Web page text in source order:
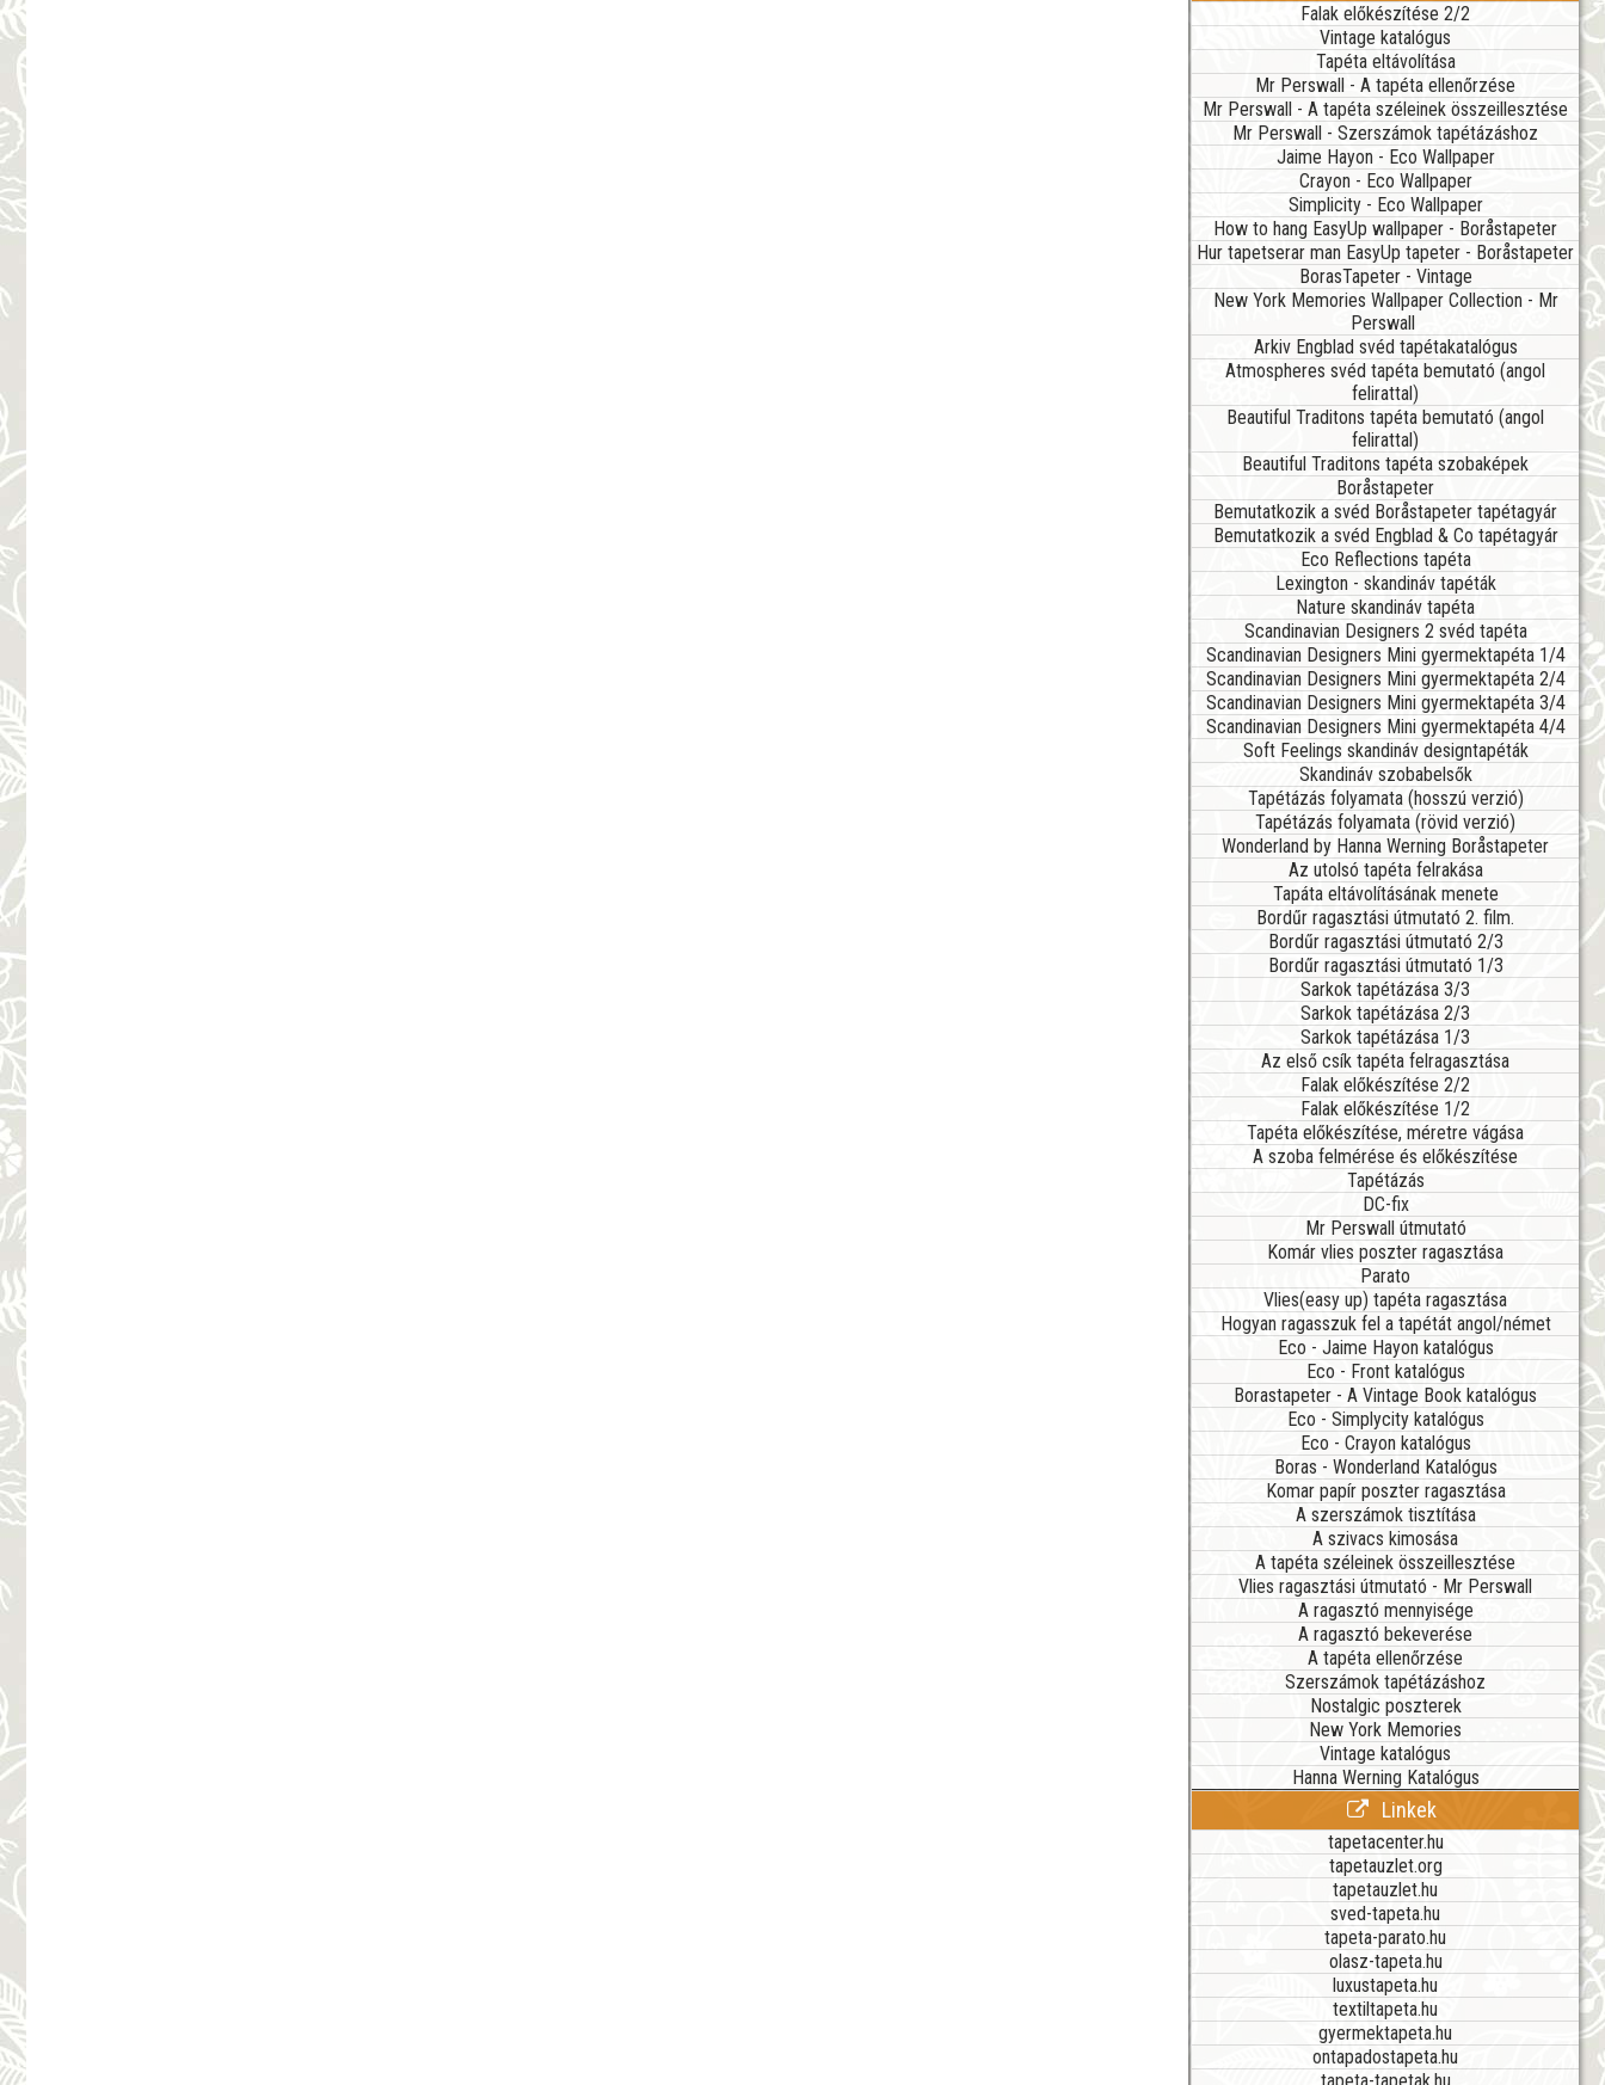
Falak előkészítése 2/2
Vintage katalógus
Tapéta eltávolítása
Mr Perswall - A tapéta ellenőrzése
Mr Perswall - A tapéta széleinek összeillesztése
Mr Perswall - Szerszámok tapétázáshoz
Jaime Hayon - Eco Wallpaper
Crayon - Eco Wallpaper
Simplicity - Eco Wallpaper
How to hang EasyUp wallpaper - Boråstapeter
Hur tapetserar man EasyUp tapeter - Boråstapeter
BorasTapeter - Vintage
New York Memories Wallpaper Collection - Mr
Perswall
Arkiv Engblad svéd tapétakatalógus
Atmospheres svéd tapéta bemutató (angol
felirattal)
Beautiful Traditons tapéta bemutató (angol
felirattal)
Beautiful Traditons tapéta szobaképek
Boråstapeter
Bemutatkozik a svéd Boråstapeter tapétagyár
Bemutatkozik a svéd Engblad & Co tapétagyár
Eco Reflections tapéta
Lexington - skandináv tapéták
Nature skandináv tapéta
Scandinavian Designers 2 svéd tapéta
Scandinavian Designers Mini gyermektapéta 1/4
Scandinavian Designers Mini gyermektapéta 2/4
Scandinavian Designers Mini gyermektapéta 3/4
Scandinavian Designers Mini gyermektapéta 4/4
Soft Feelings skandináv designtapéták
Skandináv szobabelsők
Tapétázás folyamata (hosszú verzió)
Tapétázás folyamata (rövid verzió)
Wonderland by Hanna Werning Boråstapeter
Az utolsó tapéta felrakása
Tapáta eltávolításának menete
Bordűr ragasztási útmutató 2. film.
Bordűr ragasztási útmutató 2/3
Bordűr ragasztási útmutató 1/3
Sarkok tapétázása 3/3
Sarkok tapétázása 2/3
Sarkok tapétázása 1/3
Az első csík tapéta felragasztása
Falak előkészítése 2/2
Falak előkészítése 1/2
Tapéta előkészítése, méretre vágása
A szoba felmérése és előkészítése
Tapétázás
DC-fix
Mr Perswall útmutató
Komár vlies poszter ragasztása
Parato
Vlies(easy up) tapéta ragasztása
Hogyan ragasszuk fel a tapétát angol/német
Eco - Jaime Hayon katalógus
Eco - Front katalógus
Borastapeter - A Vintage Book katalógus
Eco - Simplycity katalógus
Eco - Crayon katalógus
Boras - Wonderland Katalógus
Komar papír poszter ragasztása
A szerszámok tisztítása
A szivacs kimosása
A tapéta széleinek összeillesztése
Vlies ragasztási útmutató - Mr Perswall
A ragasztó mennyisége
A ragasztó bekeverése
A tapéta ellenőrzése
Szerszámok tapétázáshoz
Nostalgic poszterek
New York Memories
Vintage katalógus
Hanna Werning Katalógus
Linkek
tapetacenter.hu
tapetauzlet.org
tapetauzlet.hu
sved-tapeta.hu
tapeta-parato.hu
olasz-tapeta.hu
luxustapeta.hu
textiltapeta.hu
gyermektapeta.hu
ontapadostapeta.hu
tapeta-tapetak.hu